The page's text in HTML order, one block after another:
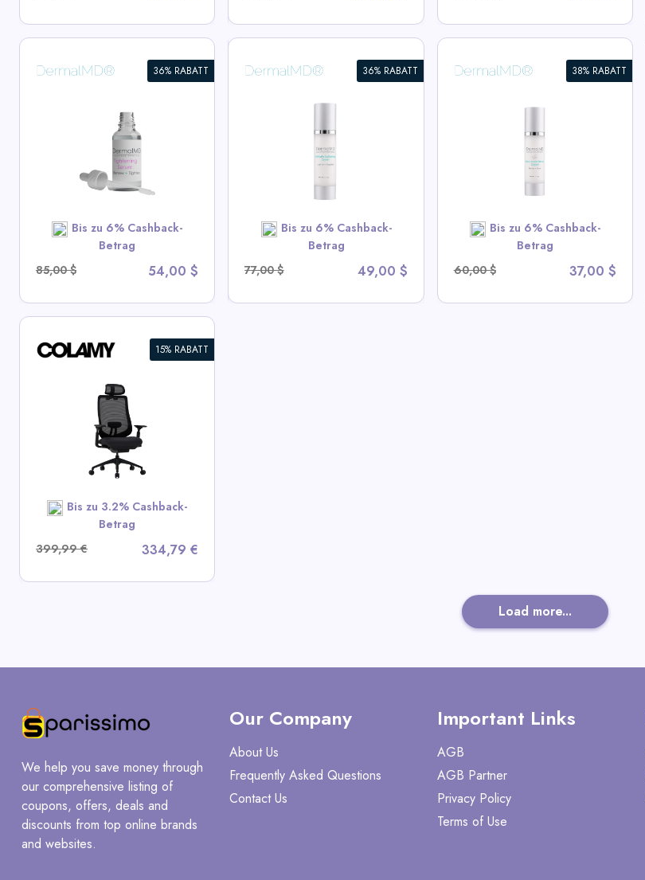
36% RABATT
Bis zu 6% Cashback-
Betrag
85,00 $
54,00 $
36% RABATT
Bis zu 6% Cashback-
Betrag
77,00 $
49,00 $
Intim Aufhellungsserum
View All DermalMD Deals
38% RABATT
Bis zu 6% Cashback-
Betrag
60,00 $
37,00 $
Yerba Mate Gesichts- und
Augencreme
View All DermalMD Deals
SHOP NOW
Ergonomischer Bürostuhl
View All Colamy Deals
SHOP NOW
15% RABATT
Bis zu 3.2% Cashback-
Betrag
399,99 €
334,79 €
Load more...
We help you save money through
our comprehensive listing of
coupons, offers, deals and
discounts from top online brands
and websites.
Our Company
About Us
Frequently Asked Questions
Contact Us
Important Links
AGB
AGB Partner
Privacy Policy
Terms of Use